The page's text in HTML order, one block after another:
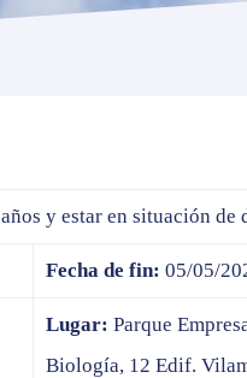
y estar en situación de
Fecha de fin: 05/05/
Lugar: Parque
Biología, 12 Edif.